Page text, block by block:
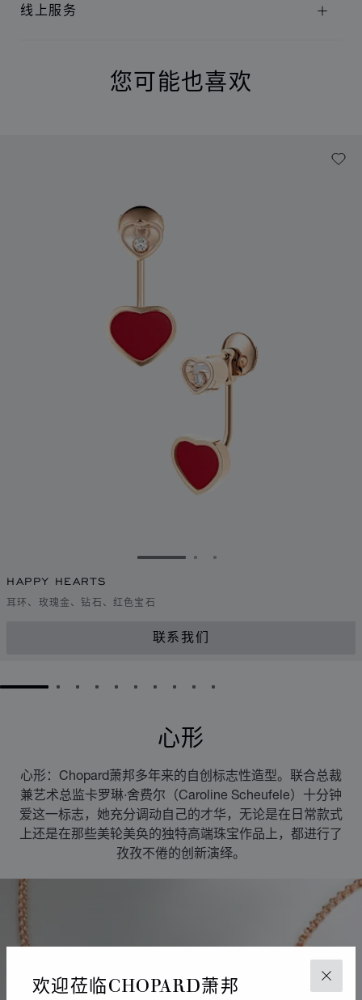
关闭
欢迎莅临CHOPARD萧邦
线上服务
您可能也喜欢
转到幻灯片 1转到幻灯片 2
转到幻灯片 3
HAPPY HEARTS
耳环、玫瑰金、钻石、红色宝石
联系我们
GO TO SLIDE 1GO TO SLIDE 2
GO TO SLIDE 3
GO TO SLIDE 4
GO TO SLIDE 5
GO TO SLIDE 6
GO TO SLIDE 7
GO TO SLIDE 8
GO TO SLIDE 9
GO TO SLIDE 10
心形
心形：Chopard萧邦多年来的自创标志性造型。联合总裁
兼艺术总监卡罗琳·舍费尔（Caroline Scheufele）十分钟
爱这一标志，她充分调动自己的才华，无论是在日常款式
上还是在那些美轮美奂的独特高端珠宝作品上，都进行了
孜孜不倦的创新演绎。